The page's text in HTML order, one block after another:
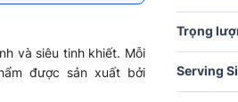
và siêu tinh khiết. Mỗi
được sản xuất bởi
Trọng
Serving